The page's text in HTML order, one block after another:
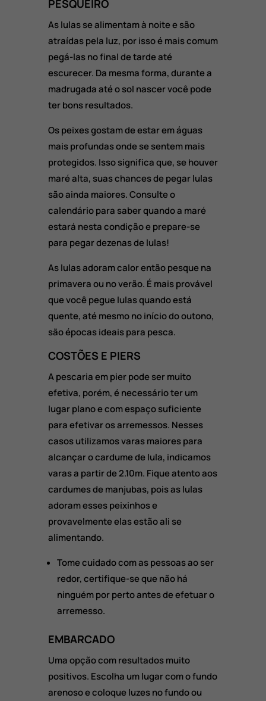
PESQUEIRO
As lulas se alimentam à noite e são
atraídas pela luz, por isso é mais comum
pegá-las no final de tarde até
escurecer. Da mesma forma, durante a
madrugada até o sol nascer você pode
ter bons resultados.
Os peixes gostam de estar em águas
mais profundas onde se sentem mais
protegidos. Isso significa que, se houver
maré alta, suas chances de pegar lulas
são ainda maiores. Consulte o
calendário para saber quando a maré
estará nesta condição e prepare-se
para pegar dezenas de lulas!
As lulas adoram calor então pesque na
primavera ou no verão. É mais provável
que você pegue lulas quando está
quente, até mesmo no início do outono,
são épocas ideais para pesca.
COSTÕES E PIERS
A pescaria em pier pode ser muito
efetiva, porém, é necessário ter um
lugar plano e com espaço suficiente
para efetivar os arremessos. Nesses
casos utilizamos varas maiores para
alcançar o cardume de lula, indicamos
varas a partir de 2.10m. Fique atento aos
cardumes de manjubas, pois as lulas
adoram esses peixinhos e
provavelmente elas estão ali se
alimentando.
Tome cuidado com as pessoas ao ser
redor, certifique-se que não há
ninguém por perto antes de efetuar o
arremesso.
EMBARCADO
Uma opção com resultados muito
positivos. Escolha um lugar com o fundo
arenoso e coloque luzes no fundo ou